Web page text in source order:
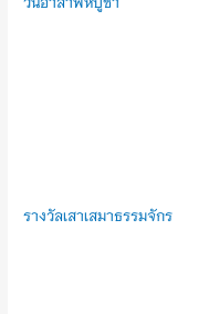
รางวัลเสาเสมาธรรมจักร